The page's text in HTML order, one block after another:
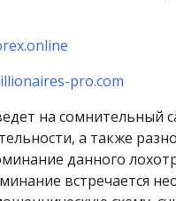
pro.com
на сомнительный
а также
данного
встречается